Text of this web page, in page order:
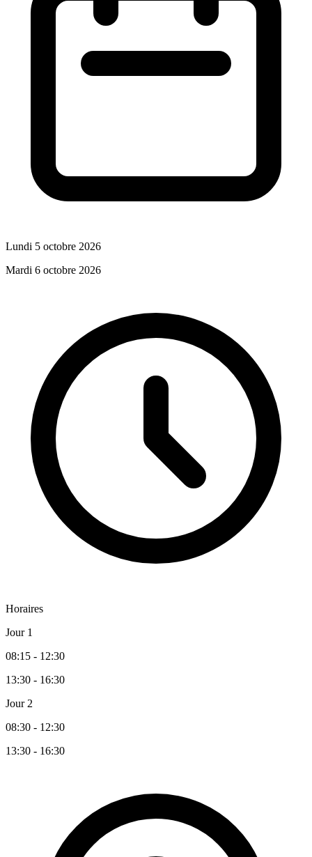
Lundi 5 octobre 2026
Mardi 6 octobre 2026
Horaires
Jour 1
08:15 - 12:30
13:30 - 16:30
Jour 2
08:30 - 12:30
13:30 - 16:30